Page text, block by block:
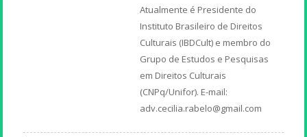
Atualmente é Presidente do
Instituto Brasileiro de Direitos
Culturais (IBDCult) e membro do
Grupo de Estudos e Pesquisas
em Direitos Culturais
(CNPq/Unifor). E-mail:
adv.cecilia.rabelo@gmail.com